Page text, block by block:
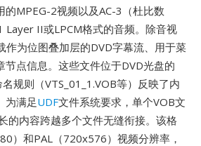
的MPEG-2视频以及AC-3（杜比数
Layer II或LPCM格式的音频。除音视
作为位图叠加层的DVD字幕流、用于菜
节点信息。这些文件位于DVD光盘的
规则（VTS_01_1.VOB等）反映了内
为满足UDF文件系统要求，单个VOB文
的内容跨越多个文件无缝衔接。该格
）和PAL（720x576）视频分辨率，